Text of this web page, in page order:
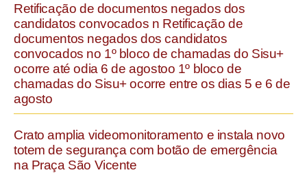
Retificação de documentos negados dos
candidatos convocados n Retificação de
documentos negados dos candidatos
convocados no 1º bloco de chamadas do Sisu+
ocorre até odia 6 de agostoo 1º bloco de
chamadas do Sisu+ ocorre entre os dias 5 e 6 de
agosto
Crato amplia videomonitoramento e instala novo
totem de segurança com botão de emergência
na Praça São Vicente